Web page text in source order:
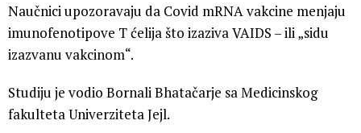
Naučnici upozoravaju da Covid mRNA vakcine menjaju
imunofenotipove T ćelija što izaziva VAIDS – ili „sidu
izazvanu vakcinom“.
Studiju je vodio Bornali Bhatačarje sa Medicinskog
fakulteta Univerziteta Jejl.